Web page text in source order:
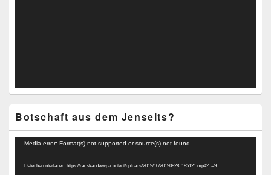
Botschaft aus dem Jenseits?
Video-
Media error: Format(s) not supported or source(s) not found
Datei herunterladen: https://racskai.de/wp-content/uploads/2019/10/20190928_185121.mp4?_=9